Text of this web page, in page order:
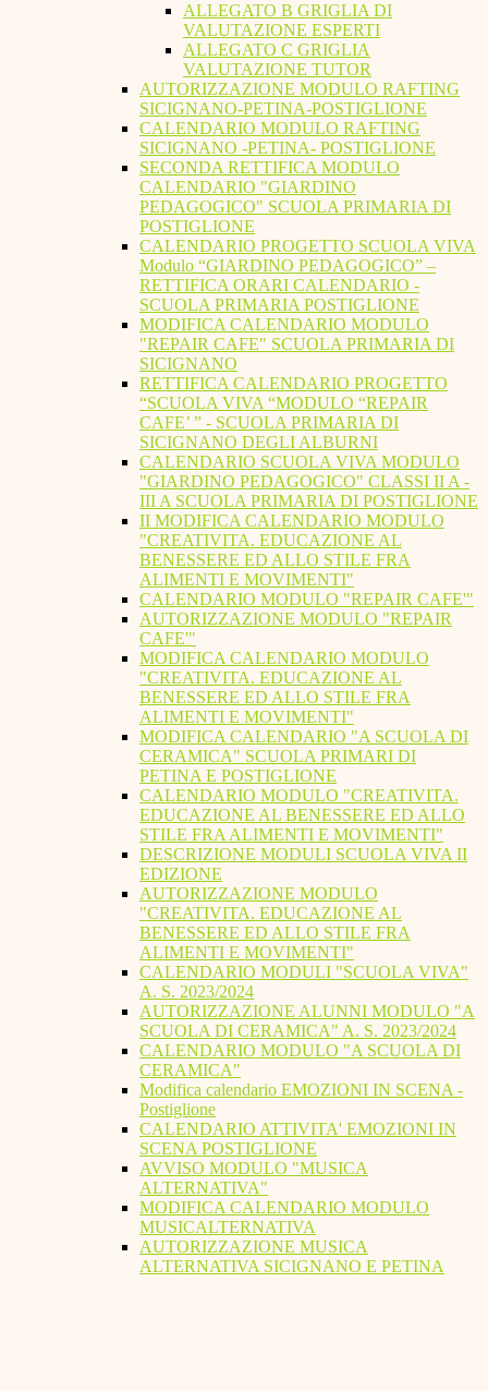
ALLEGATO B GRIGLIA DI
VALUTAZIONE ESPERTI
ALLEGATO C GRIGLIA
VALUTAZIONE TUTOR
AUTORIZZAZIONE MODULO RAFTING
SICIGNANO-PETINA-POSTIGLIONE
CALENDARIO MODULO RAFTING
SICIGNANO -PETINA- POSTIGLIONE
SECONDA RETTIFICA MODULO
CALENDARIO "GIARDINO
PEDAGOGICO" SCUOLA PRIMARIA DI
POSTIGLIONE
CALENDARIO PROGETTO SCUOLA VIVA
Modulo “GIARDINO PEDAGOGICO” –
RETTIFICA ORARI CALENDARIO -
SCUOLA PRIMARIA POSTIGLIONE
MODIFICA CALENDARIO MODULO
"REPAIR CAFE" SCUOLA PRIMARIA DI
SICIGNANO
RETTIFICA CALENDARIO PROGETTO
“SCUOLA VIVA “MODULO “REPAIR
CAFE’ ” - SCUOLA PRIMARIA DI
SICIGNANO DEGLI ALBURNI
CALENDARIO SCUOLA VIVA MODULO
"GIARDINO PEDAGOGICO" CLASSI II A -
III A SCUOLA PRIMARIA DI POSTIGLIONE
II MODIFICA CALENDARIO MODULO
"CREATIVITA. EDUCAZIONE AL
BENESSERE ED ALLO STILE FRA
ALIMENTI E MOVIMENTI"
CALENDARIO MODULO "REPAIR CAFE'"
AUTORIZZAZIONE MODULO "REPAIR
CAFE'"
MODIFICA CALENDARIO MODULO
"CREATIVITA. EDUCAZIONE AL
BENESSERE ED ALLO STILE FRA
ALIMENTI E MOVIMENTI"
MODIFICA CALENDARIO "A SCUOLA DI
CERAMICA" SCUOLA PRIMARI DI
PETINA E POSTIGLIONE
CALENDARIO MODULO "CREATIVITA.
EDUCAZIONE AL BENESSERE ED ALLO
STILE FRA ALIMENTI E MOVIMENTI"
DESCRIZIONE MODULI SCUOLA VIVA II
EDIZIONE
AUTORIZZAZIONE MODULO
"CREATIVITA. EDUCAZIONE AL
BENESSERE ED ALLO STILE FRA
ALIMENTI E MOVIMENTI"
CALENDARIO MODULI "SCUOLA VIVA"
A. S. 2023/2024
AUTORIZZAZIONE ALUNNI MODULO "A
SCUOLA DI CERAMICA" A. S. 2023/2024
CALENDARIO MODULO "A SCUOLA DI
CERAMICA"
Modifica calendario EMOZIONI IN SCENA -
Postiglione
CALENDARIO ATTIVITA' EMOZIONI IN
SCENA POSTIGLIONE
AVVISO MODULO "MUSICA
ALTERNATIVA"
MODIFICA CALENDARIO MODULO
MUSICALTERNATIVA
AUTORIZZAZIONE MUSICA
ALTERNATIVA SICIGNANO E PETINA